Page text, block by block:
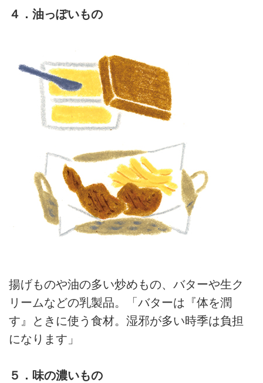
４．油っぽいもの
揚げものや油の多い炒めもの、バターや生ク
リームなどの乳製品。「バターは『体を潤
す』ときに使う食材。湿邪が多い時季は負担
になります」
５．味の濃いもの